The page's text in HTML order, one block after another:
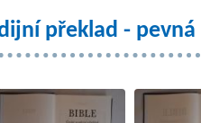
překlad - pevná